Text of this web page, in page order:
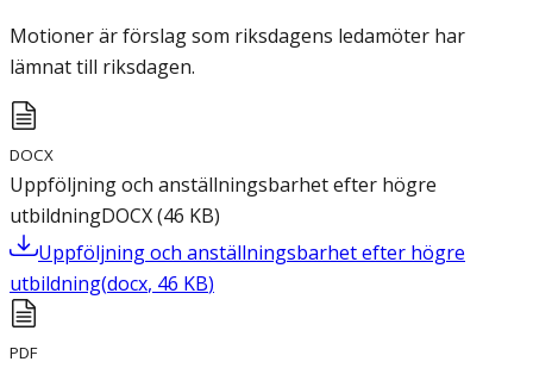
Motioner är förslag som riksdagens ledamöter har
lämnat till riksdagen.
DOCX
Uppföljning och anställningsbarhet efter högre
utbildningDOCX(46 KB)
Uppföljning och anställningsbarhet efter högre
utbildning(docx, 46 KB)
PDF